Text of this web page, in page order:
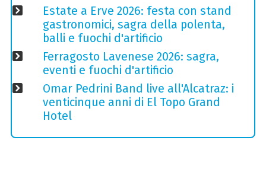
Estate a Erve 2026: festa con stand
gastronomici, sagra della polenta,
balli e fuochi d'artificio
Ferragosto Lavenese 2026: sagra,
eventi e fuochi d'artificio
Omar Pedrini Band live all'Alcatraz: i
venticinque anni di El Topo Grand
Hotel